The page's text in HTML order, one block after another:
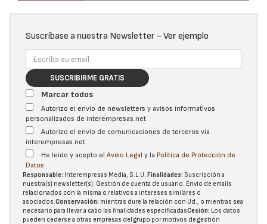
Suscríbase a nuestra Newsletter - Ver ejemplo
SUSCRIBIRME GRATIS
Marcar todos
Autorizo el envío de newsletters y avisos informativos
personalizados de interempresas.net
Autorizo el envío de comunicaciones de terceros vía
interempresas.net
He leído y acepto el Aviso Legal y la Política de Protección de
Datos
Responsable: Interempresas Media, S.L.U. Finalidades: Suscripción a
nuestra(s) newsletter(s). Gestión de cuenta de usuario. Envío de emails
relacionados con la misma o relativos a intereses similares o
asociados.Conservación: mientras dure la relación con Ud., o mientras sea
necesario para llevar a cabo las finalidades especificadasCesión: Los datos
pueden cederse a otras empresas del grupo por motivos de gestión